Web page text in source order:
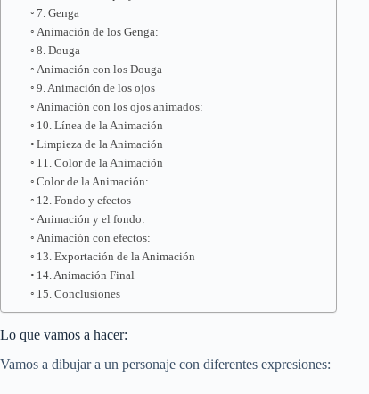
7. Genga
Animación de los Genga:
8. Douga
Animación con los Douga
9. Animación de los ojos
Animación con los ojos animados:
10. Línea de la Animación
Limpieza de la Animación
11. Color de la Animación
Color de la Animación:
12. Fondo y efectos
Animación y el fondo:
Animación con efectos:
13. Exportación de la Animación
14. Animación Final
15. Conclusiones
Lo que vamos a hacer:
Vamos a dibujar a un personaje con diferentes expresiones: